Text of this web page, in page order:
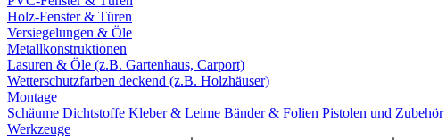
Holz-Fenster & Türen
Versiegelungen & Öle
Metallkonstruktionen
Lasuren & Öle (z.B. Gartenhaus, Carport)
Wetterschutzfarben deckend (z.B. Holzhäuser)
Montage
Schäume Dichtstoffe Kleber & Leime Bänder & Folien Pistolen und Zubehör
Werkzeuge